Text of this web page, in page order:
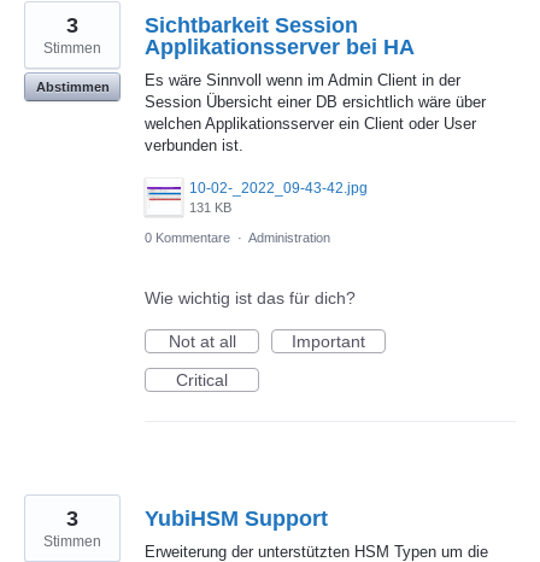
Sichtbarkeit Session
Applikationsserver bei HA
Es wäre Sinnvoll wenn im Admin Client in der
Session Übersicht einer DB ersichtlich wäre über
welchen Applikationsserver ein Client oder User
verbunden ist.
10-02-_2022_09-43-42.jpg
131 KB
3
Stimmen
Abstimmen
0 Kommentare · Administration
Wie wichtig ist das für dich?
Not at all
Important
Critical
YubiHSM Support
Erweiterung der unterstützten HSM Typen um die
3
Stimmen